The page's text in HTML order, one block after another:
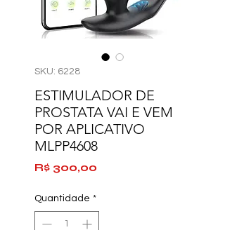
SKU: 6228
ESTIMULADOR DE
PROSTATA VAI E VEM
POR APLICATIVO
MLPP4608
R$ 300,00
Quantidade *